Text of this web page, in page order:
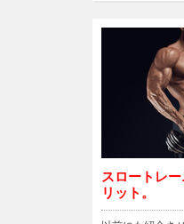
スロートレ
リット。